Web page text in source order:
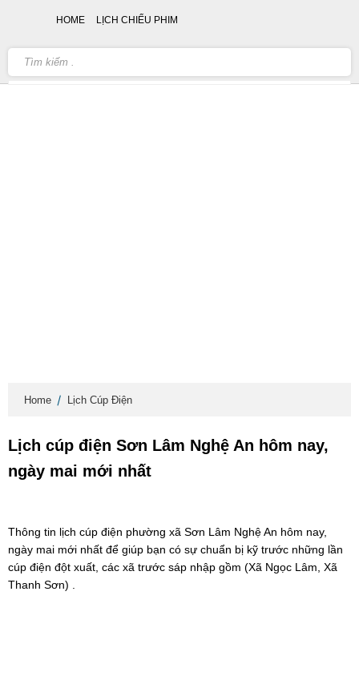
Home Lịch Cúp Điện
Lịch cúp điện Sơn Lâm Nghệ An hôm nay,
ngày mai mới nhất
Thông tin lịch cúp điện phường xã Sơn Lâm Nghệ An hôm nay,
ngày mai mới nhất để giúp bạn có sự chuẩn bị kỹ trước những lần
cúp điện đột xuất, các xã trước sáp nhập gồm (Xã Ngọc Lâm, Xã
Thanh Sơn) .
HOME LỊCH CHIẾU PHIM